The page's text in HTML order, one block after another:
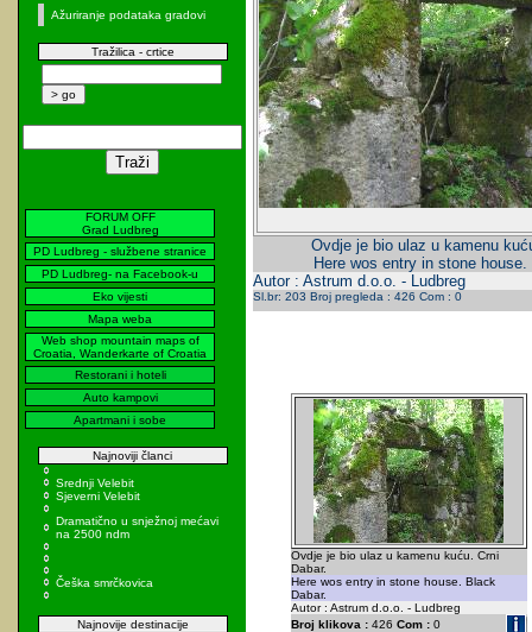
Ažuriranje podataka gradovi
Tražilica - crtice
FORUM OFF
Grad Ludbreg
PD Ludbreg - službene stranice
PD Ludbreg- na Facebook-u
Eko vijesti
Mapa weba
Web shop mountain maps of
Croatia, Wanderkarte of Croatia
Restorani i hoteli
Auto kampovi
Apartmani i sobe
Najnoviji članci
Srednji Velebit
Sjeverni Velebit
Dramatično u snježnoj mećavi
na 2500 ndm
Češka smrčkovica
Najnovije destinacije
Ovdje je bio ulaz u kamenu
Here wos entry in stone
Autor : Astrum d.o.o. - Ludbreg
Sl.br: 203 Broj pregleda : 426 Com : 0
Ovdje je bio ulaz u kamenu kuću. Crni
Dabar.
Here wos entry in stone house. Black
Dabar.
Autor : Astrum d.o.o. - Ludbreg
Broj klikova :426 Com :0